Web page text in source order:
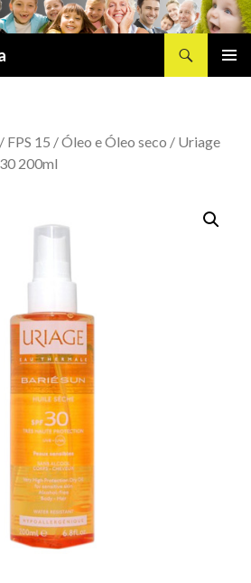
/ FPS 15 /Óleo e Óleo seco / Uriage
200ml